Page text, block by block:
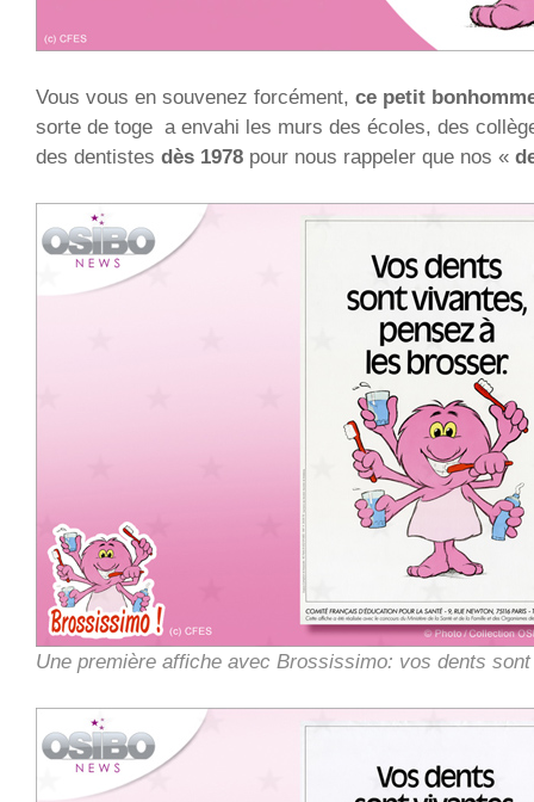
Vous vous en souvenez forcément, ce petit
sorte de toge a envahi les murs des écoles, des
des dentistes dès 1978 pour nous rappeler que nos «
Une première affiche avec Brossissimo: vos dents